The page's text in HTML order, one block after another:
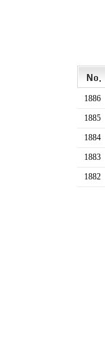
1886
1885
1884
1883
1882